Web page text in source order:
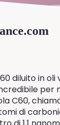
diluito in oli
per
C60,
di